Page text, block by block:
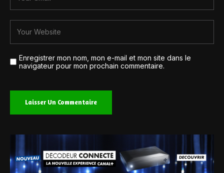
Enregistrer mon nom, mon e-mail et mon site dans le
navigateur pour mon prochain commentaire.